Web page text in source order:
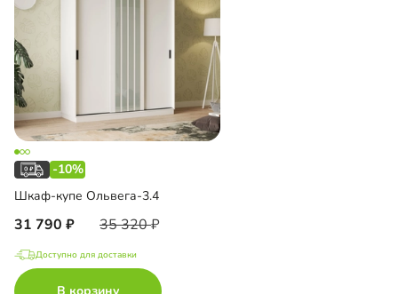
-10%
Шкаф-купе Ольвега-3.4
31 790 35 320
Доступно для доставки